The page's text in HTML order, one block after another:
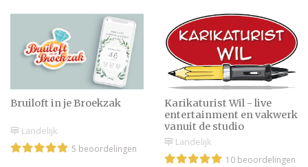
Bruiloft in je Broekzak
Landelijk
5 beoordelingen
Karikaturist Wil - live
entertainment en vakwerk
vanuit de studio
Landelijk
10 beoordelingen